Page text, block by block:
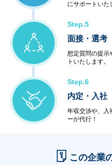
・システム運用サービス
＜コンビニエンスサービス＞
・ハードウェア販売
・ソフトウェア販売
にサポートいた
Step.5
面接・選考
想定質問の提示
トいたします。
Step.6
内定・入社
年収交渉や、入
ーが代行！
この企業